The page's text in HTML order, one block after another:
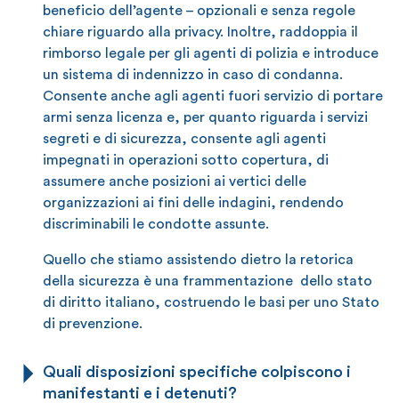
beneficio dell’agente – opzionali e senza regole
chiare riguardo alla privacy. Inoltre, raddoppia il
rimborso legale per gli agenti di polizia e introduce
un sistema di indennizzo in caso di condanna.
Consente anche agli agenti fuori servizio di portare
armi senza licenza e, per quanto riguarda i servizi
segreti e di sicurezza, consente agli agenti
impegnati in operazioni sotto copertura, di
assumere anche posizioni ai vertici delle
organizzazioni ai fini delle indagini, rendendo
discriminabili le condotte assunte.
Quello che stiamo assistendo dietro la retorica
della sicurezza è una frammentazione dello stato
di diritto italiano, costruendo le basi per uno Stato
di prevenzione.
Quali disposizioni specifiche colpiscono i
manifestanti e i detenuti?